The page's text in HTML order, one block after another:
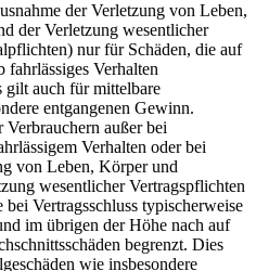
der Verletzung von Leben,
der Verletzung wesentlicher
nur für Schäden, die auf
fahrlässiges Verhalten
gilt auch für mittelbare
entgangenen Gewinn.
außer bei
Verhalten oder bei
von Leben, Körper und
wesentlicher Vertragspflichten
Vertragsschluss typischerweise
im übrigen der Höhe nach auf
begrenzt. Dies
wie insbesondere